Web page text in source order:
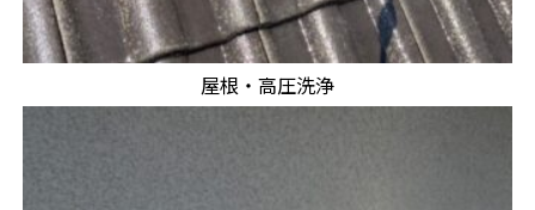
屋根・高圧洗浄